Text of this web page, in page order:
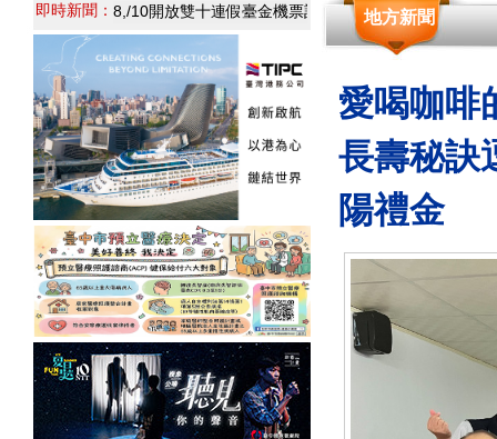
即時新聞： 地方新聞
愛喝咖啡
長壽秘訣
陽禮金